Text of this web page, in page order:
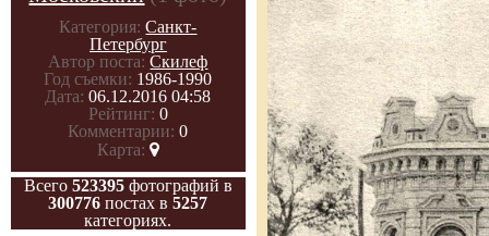
Категория: Санкт-
Петербург
Автор поста: Скилеф
Год съемки: 1986-1990
Дата: 06.12.2016 04:58
Рейтинг: 0
Комментарии: 0
Карта:
Всего 523395 фотографий в
300776 постах в5257
категориях.